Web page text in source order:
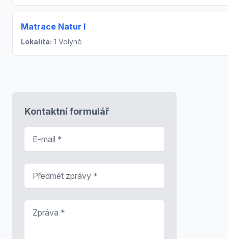
Matrace Natur I
Lokalita: 1 Volyně
Kontaktní formulář